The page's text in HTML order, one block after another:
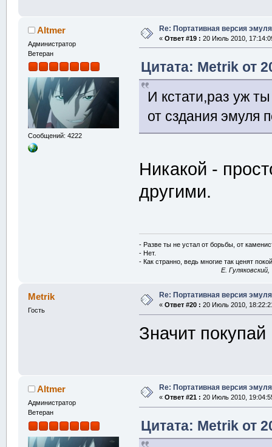
Altmer
Администратор
Ветеран
Сообщений: 4222
Re: Портативная версия
« Ответ #19 : 20 Июль 2010,
Цитата: Metrik от
И кстати,раз уж
от сздания эмуля
Никакой -
другими.
- Разве ты не устал от борьбы, от
- Нет.
- Как странно, ведь многие так ценят
E.
Metrik
Гость
Re: Портативная версия
« Ответ #20 : 20 Июль 2010,
Значит
Altmer
Администратор
Ветеран
Re: Портативная версия
« Ответ #21 : 20 Июль 2010,
Цитата: Metrik от